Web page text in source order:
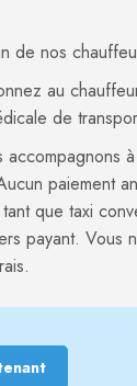
de nos
au
de
accompagnons
paiement
que taxi
payant. Vous